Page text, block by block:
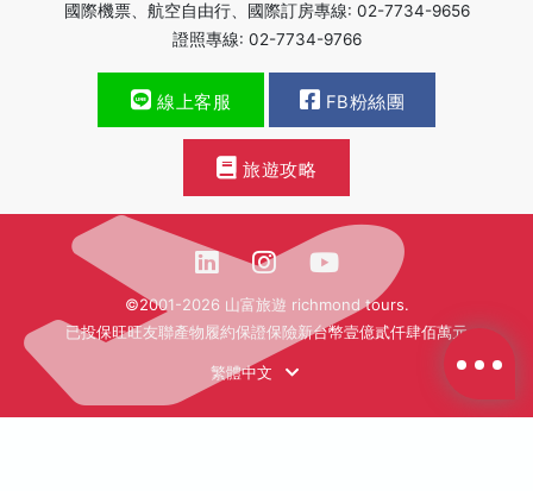
國際機票、航空自由行、國際訂房專線: 02-7734-9656
證照專線: 02-7734-9766
線上客服 FB粉絲團
旅遊攻略
©2001-2026 山富旅遊 richmond tours.
已投保旺旺友聯產物履約保證保險新台幣壹億貳仟肆佰萬元
繁體中文